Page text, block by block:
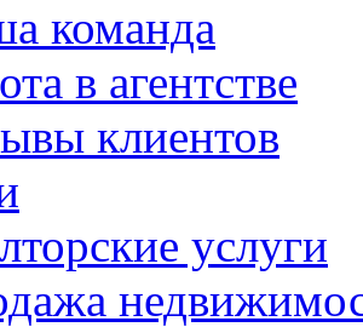
команда
в агентстве
клиентов
услуги